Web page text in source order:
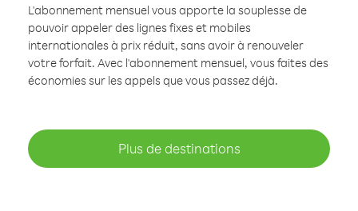
L'abonnement mensuel vous apporte la souplesse de
pouvoir appeler des lignes fixes et mobiles
internationales à prix réduit, sans avoir à renouveler
votre forfait. Avec l'abonnement mensuel, vous faites des
économies sur les appels que vous passez déjà.
Plus de destinations